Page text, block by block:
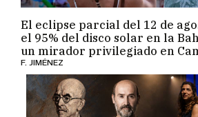
El eclipse parcial del 12 de
el 95% del disco solar en la
un mirador privilegiado en
F. JIMÉNEZ